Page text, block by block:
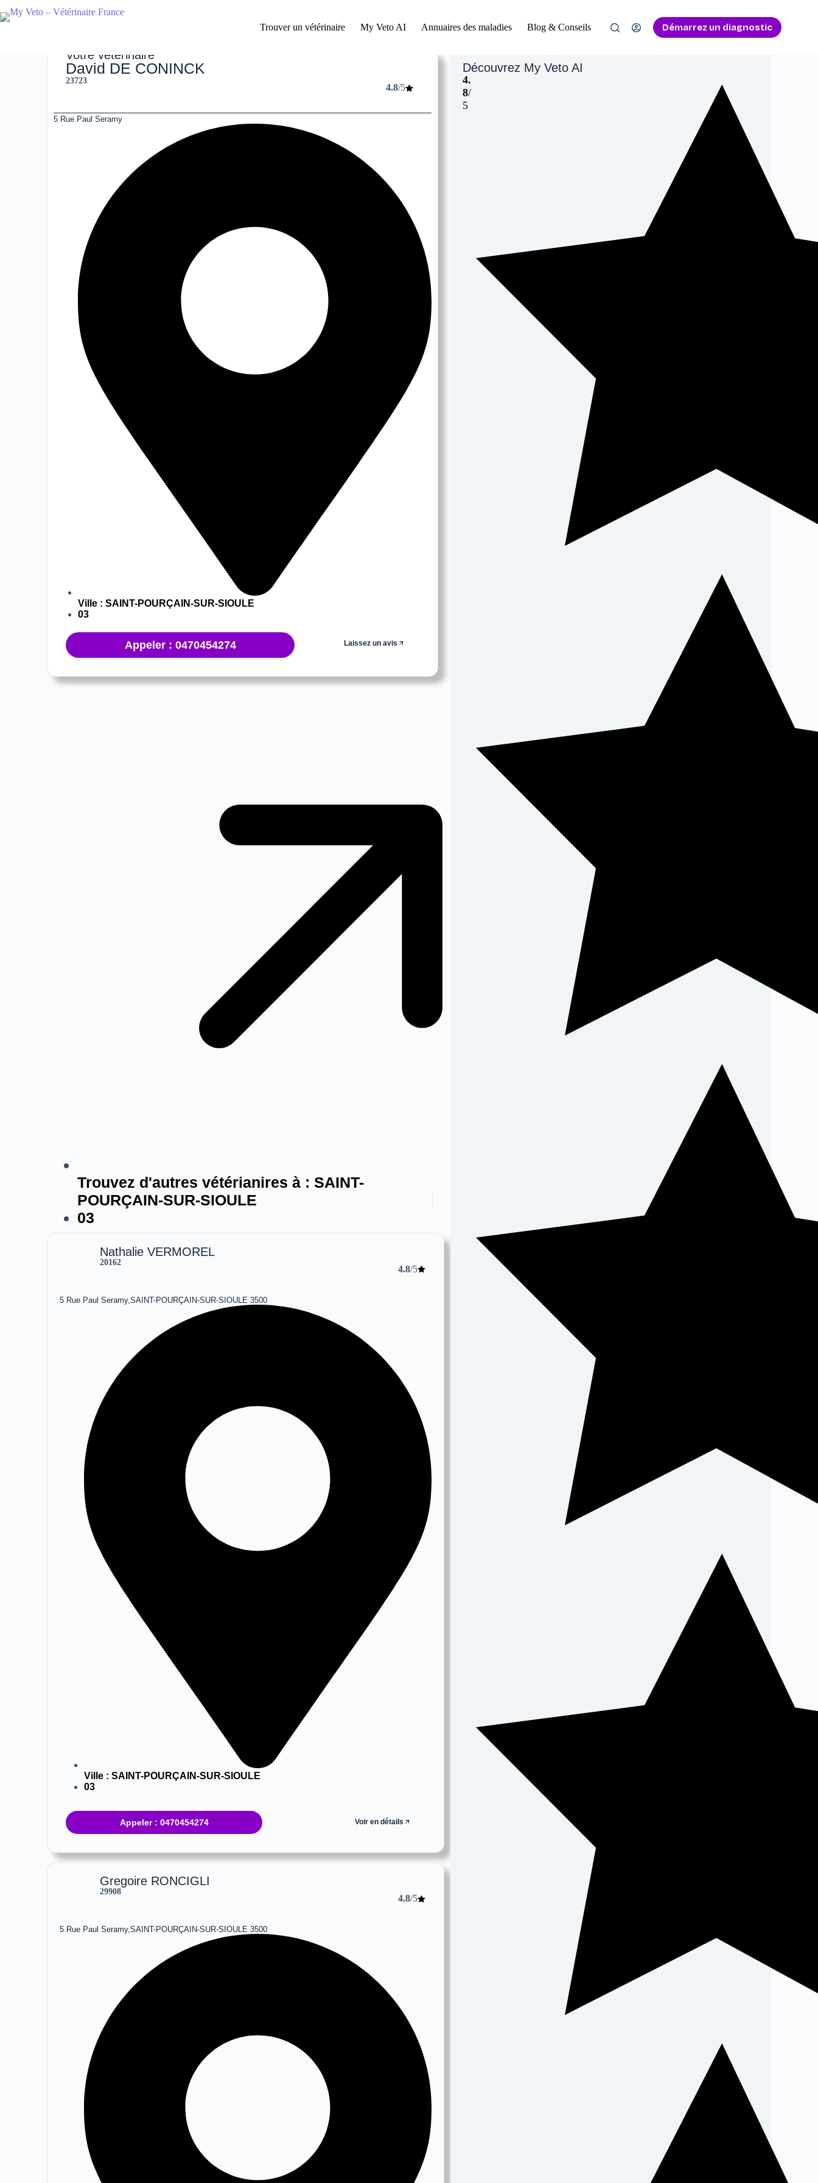
Trouver un vétérinaire My Veto AI Annuaires des maladies Blog & Conseils Démarrez un diagnostic
Votre vétérinaire
David DE CONINCK
23723
4.8/5
5 Rue Paul Seramy
Ville :SAINT-POURÇAIN-SUR-SIOULE
03
Appeler : 0470454274 Laissez un avis
Trouvez d'autres vétérianires à :SAINT-
POURÇAIN-SUR-SIOULE
03
Nathalie VERMOREL
20162
4.8/5
5 Rue Paul Seramy,SAINT-POURÇAIN-SUR-SIOULE 3500
Ville :SAINT-POURÇAIN-SUR-SIOULE
03
Appeler : 0470454274 Voir en détails
Gregoire RONCIGLI
29908
4.8/5
5 Rue Paul Seramy,SAINT-POURÇAIN-SUR-SIOULE 3500
Découvrez My Veto AI
4.
8/
5